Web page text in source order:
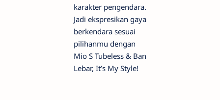
karakter pengendara.
Jadi ekspresikan gaya
berkendara sesuai
pilihanmu dengan
Mio S Tubeless & Ban
Lebar, It’s My Style!